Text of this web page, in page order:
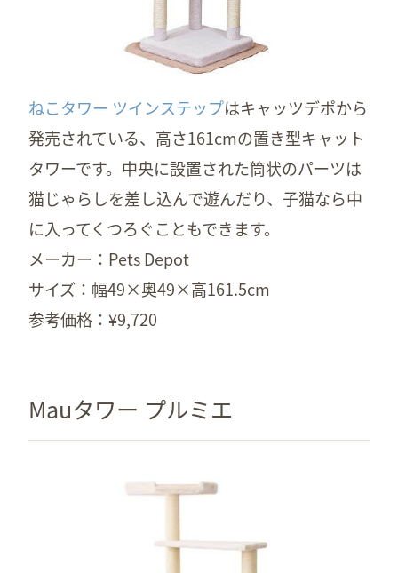
ねこタワー ツインステップはキャッツデポから
発売されている、高さ161cmの置き型キャット
タワーです。中央に設置された筒状のパーツは
猫じゃらしを差し込んで遊んだり、子猫なら中
に入ってくつろぐこともできます。
メーカー：Pets Depot
サイズ：幅49×奥49×高161.5cm
参考価格：¥9,720
Mauタワー プルミエ